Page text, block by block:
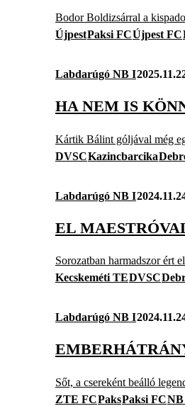
Bodor Boldizsárral a
ÚjpestPaksi FCÚjpest FC
Labdarúgó NB I
HA NEM IS
Kártik Bálint góljával még
DVSCKazincbarcika
Labdarúgó NB I
EL
Sorozatban harmadszor ért
Kecskeméti TEDVSC
Labdarúgó NB I
Sőt, a csereként beálló
ZTE FCPaksPaksi FC